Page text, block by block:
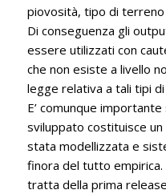
piovosità, tipo di terreno
Di conseguenza gli
essere utilizzati con
che non esiste a livello
legge relativa a tali tipi
E’ comunque
sviluppato costituisce
stata modellizzata e
finora del tutto empirica.
tratta della prima